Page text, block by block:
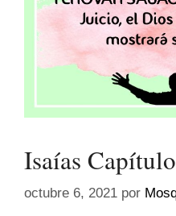
Isaías
octubre 6, 2021 por